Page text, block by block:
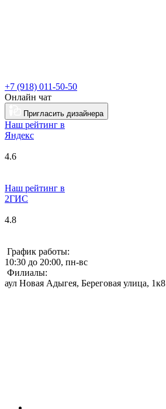
+7 (918) 011-50-50
Онлайн чат
Пригласить дизайнера
Наш рейтинг в
Яндекс
4.6
Наш рейтинг в
2ГИС
4.8
График работы:
10:30 до 20:00, пн-вс
Филиалы:
аул Новая Адыгея, Береговая улица, 1к8